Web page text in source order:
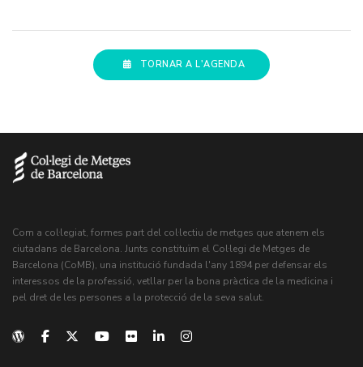
TORNAR A L'AGENDA
Com a col·legiat, formes part del col·lectiu de metges que atenem els
ciutadans de Barcelona. Junts constituïm el Col·legi de Metges de
Barcelona (CoMB), una institució fundada l'any 1894 per defensar els
interessos de la professió, vetllar per la bona pràctica de la medicina i
pel dret de les persones a la protecció de la seva salut.